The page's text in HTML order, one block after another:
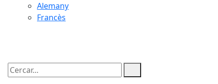
Alemany
Francès
Cercar: